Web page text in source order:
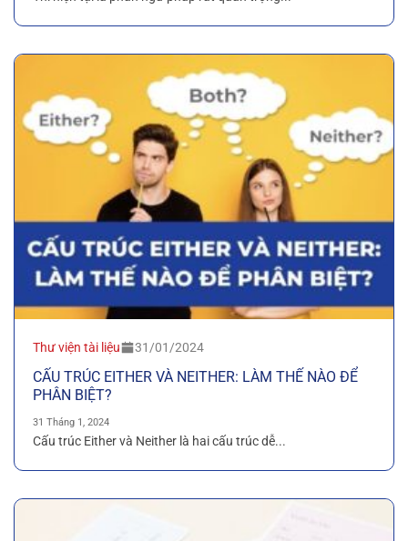
Thư viện tài liệu 31/01/2024
CẤU TRÚC EITHER VÀ NEITHER: LÀM THẾ NÀO ĐỂ
PHÂN BIỆT?
31 Tháng 1, 2024
Cấu trúc Either và Neither là hai cấu trúc dễ...